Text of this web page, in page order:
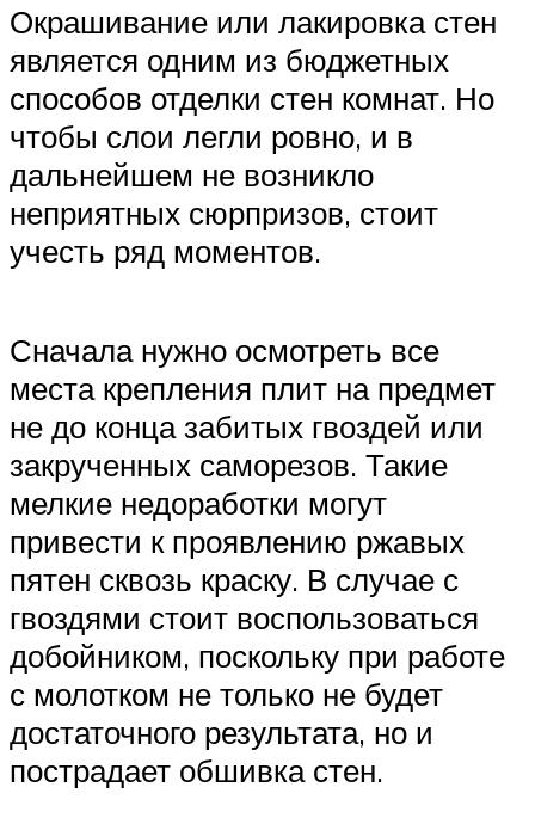
Окрашивание или лакировка стен
является одним из бюджетных
способов отделки стен комнат. Но
чтобы слои легли ровно, и в
дальнейшем не возникло
неприятных сюрпризов, стоит
учесть ряд моментов.
Сначала нужно осмотреть все
места крепления плит на предмет
не до конца забитых гвоздей или
закрученных саморезов. Такие
мелкие недоработки могут
привести к проявлению ржавых
пятен сквозь краску. В случае с
гвоздями стоит воспользоваться
добойником, поскольку при работе
с молотком не только не будет
достаточного результата, но и
пострадает обшивка стен.